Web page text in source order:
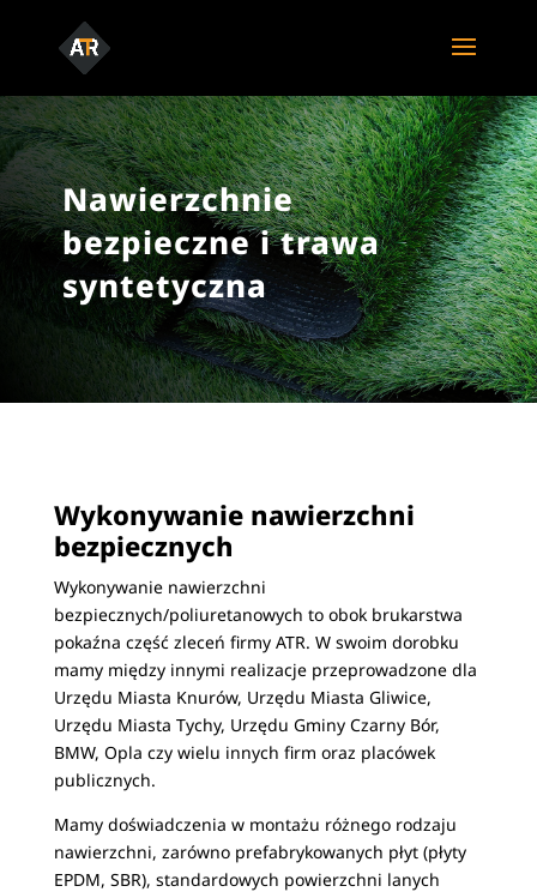
Nawierzchnie
bezpieczne i trawa
syntetyczna
Wykonywanie nawierzchni
bezpiecznych
Wykonywanie nawierzchni
bezpiecznych/poliuretanowych to obok brukarstwa
pokaźna część zleceń firmy ATR. W swoim dorobku
mamy między innymi realizacje przeprowadzone dla
Urzędu Miasta Knurów, Urzędu Miasta Gliwice,
Urzędu Miasta Tychy, Urzędu Gminy Czarny Bór,
BMW, Opla czy wielu innych firm oraz placówek
publicznych.
Mamy doświadczenia w montażu różnego rodzaju
nawierzchni, zarówno prefabrykowanych płyt (płyty
EPDM, SBR), standardowych powierzchni lanych